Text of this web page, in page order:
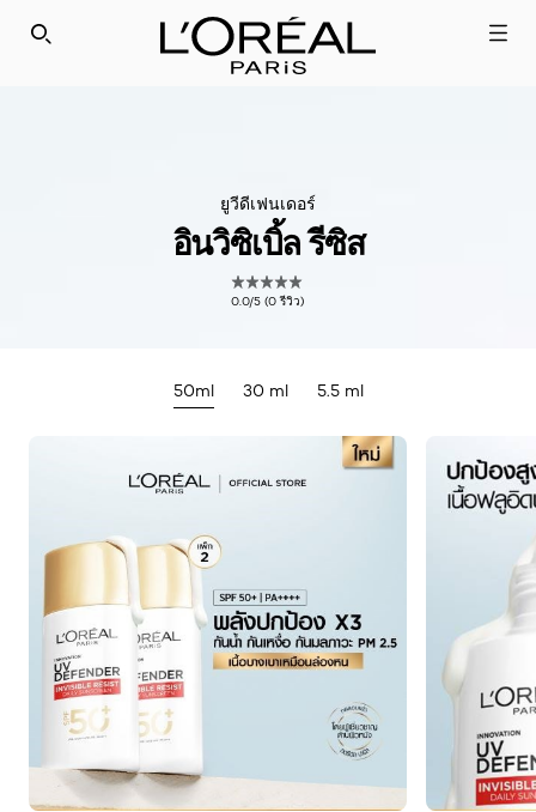
SEARCH THIS SITE
ยูวีดีเฟนเดอร์
อินวิซิเบิ้ล รีซิส
0.0/5 (0 รีวิว)
50ml 30 ml 5.5 ml